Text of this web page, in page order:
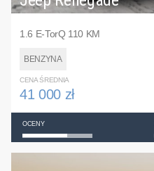
1.6 E-TorQ 110 KM
BENZYNA
CENA ŚREDNIA
41 000 zł
OCENY